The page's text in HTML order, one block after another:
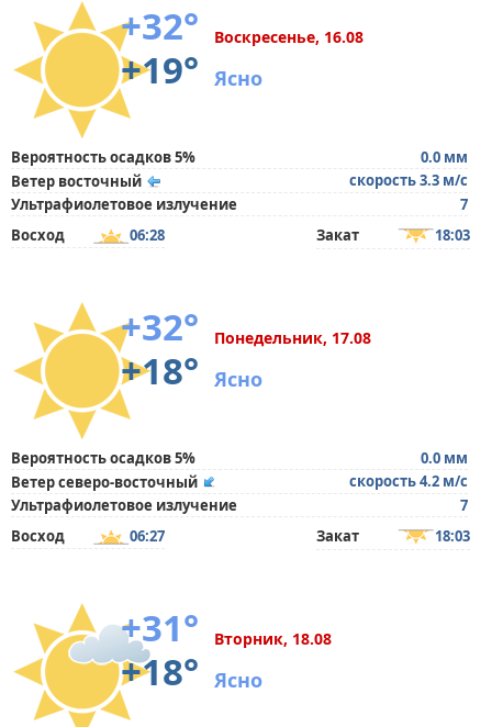
+32°
+19°
Воскресенье, 16.08
Ясно
Вероятность осадков 5%
0.0 мм
Ветер восточный
скорость 3.3 м/с
Ультрафиолетовое излучение
7
Восход
06:28 Закат 18:03
+32°
+18°
Понедельник, 17.08
Ясно
Вероятность осадков 5%
0.0 мм
Ветер северо-восточный
скорость 4.2 м/с
Ультрафиолетовое излучение
7
Восход
06:27 Закат 18:03
+31°
+18°
Вторник, 18.08
Ясно